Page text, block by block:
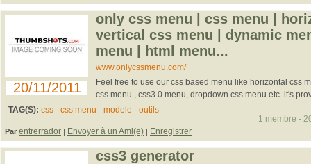
20/11/2011
only css menu | css menu |
vertical css menu | dynamic
menu | html menu...
www.onlycssmenu.com/
Feel free to use our css based menu like horizontal css
css menu , css3.0 menu, dropdown css menu etc. it's
TAG(S): css - css menu - modele - outils -
Par entrerrador | Envoyer à un Ami(e) | Enregistrer
1 membre -
css3 generator